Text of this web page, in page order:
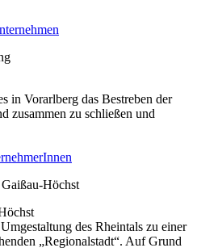
in Vorarlberg das Bestreben der
zusammen zu schließen und
des Rheintals zu einer
„Regionalstadt“. Auf Grund